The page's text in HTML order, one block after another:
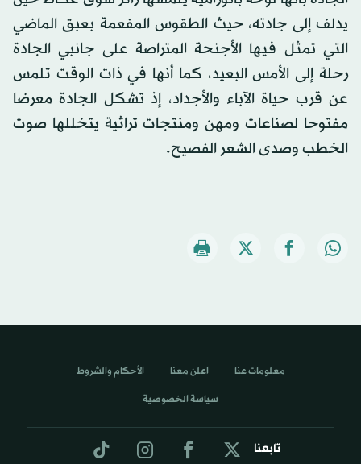
يدلف إلى جادته، حيث الطقوس المفعمة بعبق الماضي
التي تمثل فيها الأجنحة المتراصة على جانبي الجادة
رحلة إلى الأمس البعيد، كما أنها في ذات الوقت تلمس
عن قرب حياة الآباء والأجداد، إذ تشكل الجادة معرضا
مفتوحا لصناعات ومهن ومنتجات تراثية يتخللها صوت
الخطب وصدى الشعر الفصيح.
تابعنا
معلومات عنا اعلن معنا الأحكام والشروط
سياسة الخصوصية